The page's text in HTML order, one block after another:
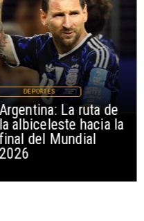
Argentina: La ruta de
la albiceleste hacia la
del Mundial
2026
DEPORTES